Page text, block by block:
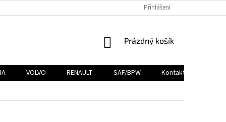
Přihlášení
NÁKUPNÍ
Prázdný košík
VOLVO RENAULT SAF/BPW
Kontakty